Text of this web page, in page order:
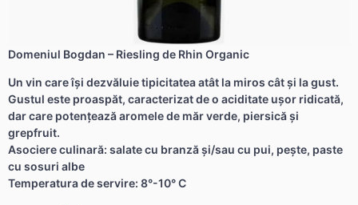
Domeniul Bogdan – Riesling de Rhin Organic
Un vin care își dezvăluie tipicitatea atât la miros cât și la gust.
Gustul este proaspăt, caracterizat de o aciditate ușor ridicată,
dar care potențează aromele de măr verde, piersică și
grepfruit.
Asociere culinară: salate cu branză și/sau cu pui, pește, paste
cu sosuri albe
Temperatura de servire: 8°-10° C